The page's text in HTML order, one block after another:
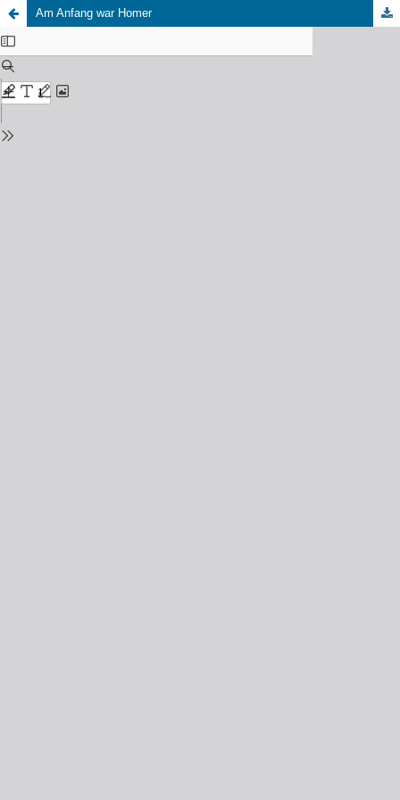
Am Anfang war Homer